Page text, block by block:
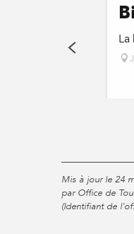
Mis à jour le 24
par Office de
(Identifiant de